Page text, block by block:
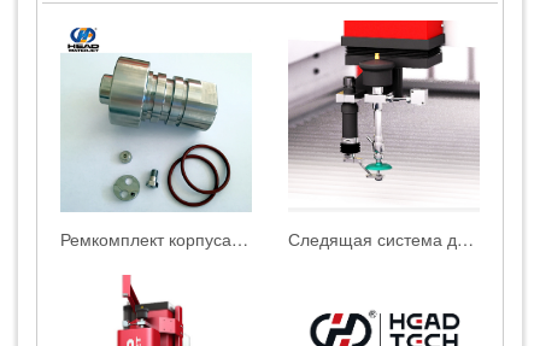
Ремкомплект корпуса контрольного клапана Следящая система для контроля высоты во время резки